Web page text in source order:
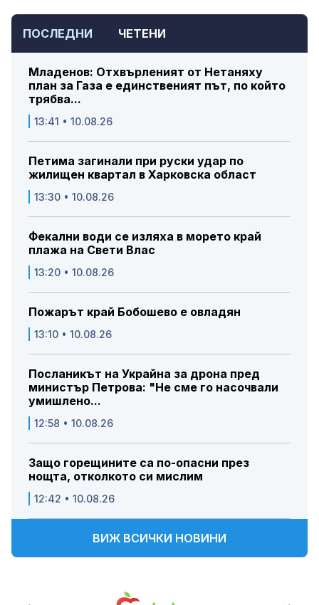
ПОСЛЕДНИ ЧЕТЕНИ
Младенов: Отхвърленият от Нетаняху
план за Газа е единственият път, по който
трябва...
13:41 • 10.08.26
Петима загинали при руски удар по
жилищен квартал в Харковска област
13:30 • 10.08.26
Фекални води се изляха в морето край
плажа на Свети Влас
13:20 • 10.08.26
Пожарът край Бобошево е овладян
13:10 • 10.08.26
Посланикът на Украйна за дрона пред
министър Петрова: "Не сме го насочвали
умишлено...
12:58 • 10.08.26
Защо горещините са по-опасни през
нощта, отколкото си мислим
12:42 • 10.08.26
ВИЖ ВСИЧКИ НОВИНИ